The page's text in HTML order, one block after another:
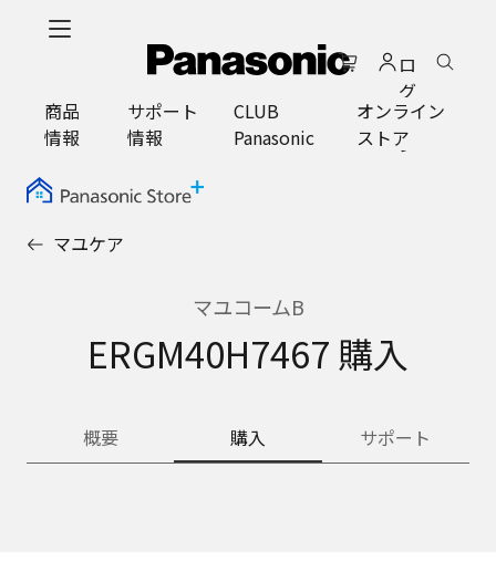
ロ
グ
イ
ン
商品
情報
サポート
情報
CLUB
Panasonic
オンライン
ストア
マユケア
マユコームB
ERGM40H7467 購入
概要 購入 サポート